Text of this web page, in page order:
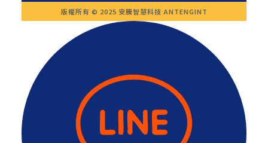
版權所有 © 2025 安騰智慧科技 ANTENGINT